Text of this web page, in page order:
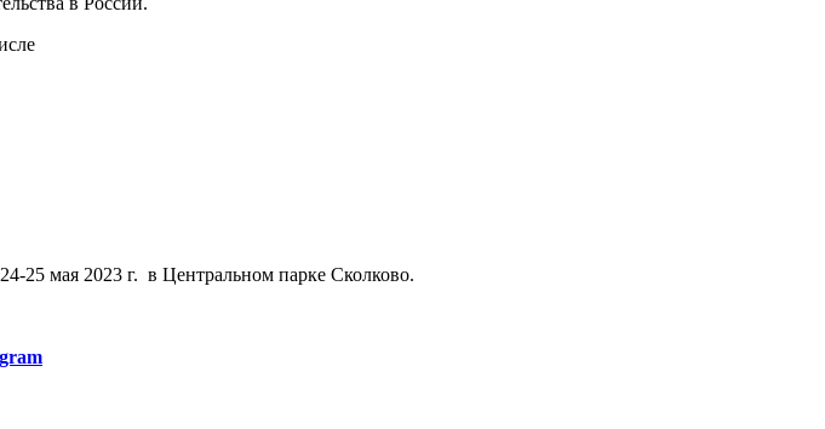
25 мая 2023 г. в Центральном парке Сколково.